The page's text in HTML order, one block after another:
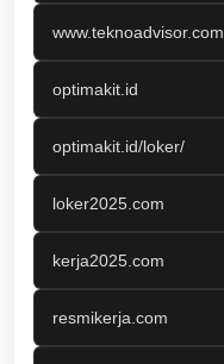
www.teknoadvisor.com
optimakit.id
optimakit.id/loker/
loker2025.com
kerja2025.com
resmikerja.com